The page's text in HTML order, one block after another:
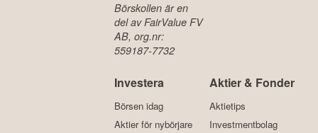
Börskollen är en
del av FairValue FV
AB, org.nr:
559187-7732
Investera
Börsen idag
Aktier för nybörjare
Aktier & Fonder
Aktietips
Investmentbolag